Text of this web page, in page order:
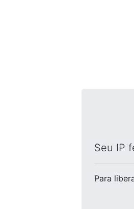
Seu IP
Para